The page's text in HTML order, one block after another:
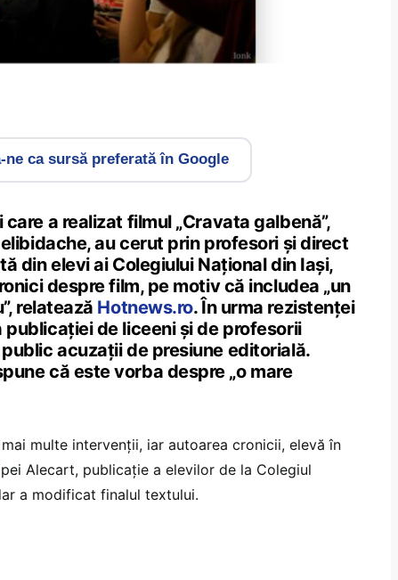
ne ca sursă preferată în Google
a realizat filmul „Cravata galbenă”,
au cerut prin profesori și direct
din elevi ai Colegiului Național din Iași,
despre film, pe motiv că includea „un
relatează Hotnews.ro. În urma rezistenței
de liceeni și de profesorii
acuzații de presiune editorială.
că este vorba despre „o mare
multe intervenții, iar autoarea cronicii, elevă în
Alecart, publicație a elevilor de la Colegiul
a modificat finalul textului.